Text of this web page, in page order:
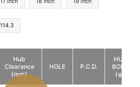
114.3
Hub
Clearance
(mm)
HOLE P.C.D.
HUB
BORE
(φ)